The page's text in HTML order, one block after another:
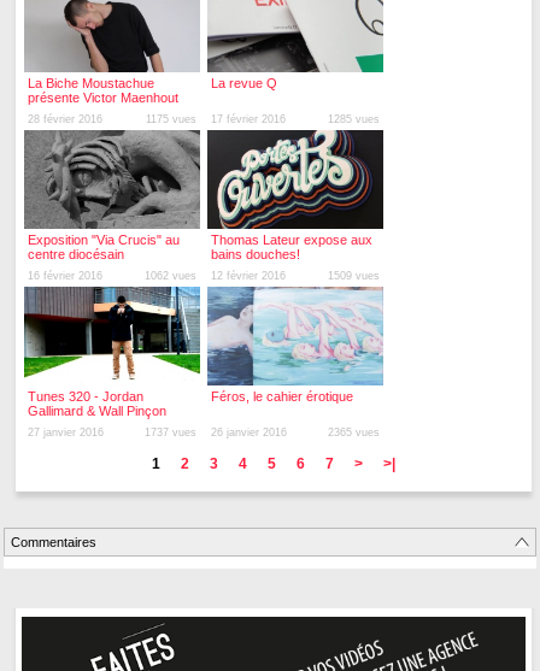
La Biche Moustachue
présente Victor Maenhout
28 février 2016 1175 vues
La revue Q
17 février 2016 1285 vues
Exposition "Via Crucis" au
centre diocésain
16 février 2016 1062 vues
Thomas Lateur expose aux
bains douches!
12 février 2016 1509 vues
Tunes 320 - Jordan
Gallimard & Wall Pinçon
27 janvier 2016 1737 vues
Féros, le cahier érotique
26 janvier 2016 2365 vues
1 2 3 4 5 6 7 > >|
Commentaires